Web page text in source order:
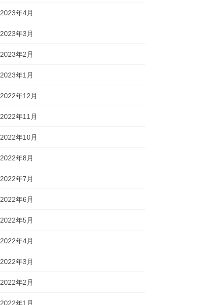
2023年4月
2023年3月
2023年2月
2023年1月
2022年12月
2022年11月
2022年10月
2022年8月
2022年7月
2022年6月
2022年5月
2022年4月
2022年3月
2022年2月
2022年1月